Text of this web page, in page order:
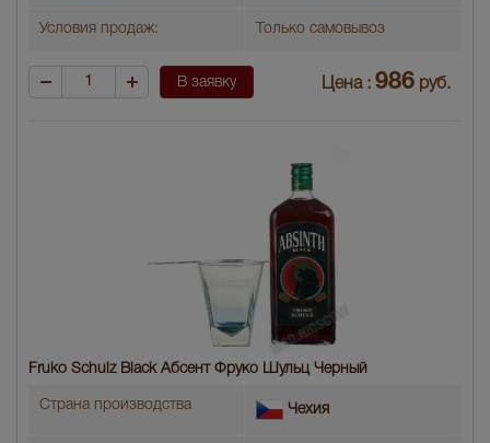
Условия продаж: Только самовывоз
В заявку Цена : 986 руб.
Fruko Schulz Black Абсент Фруко Шульц Черный
Страна производства Чехия